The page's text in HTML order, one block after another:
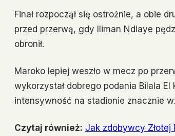
Finał rozpoczął się ostrożnie, a obie
przed przerwą, gdy Iliman Ndiaye
obronił.
Maroko lepiej weszło w mecz po
wykorzystał dobrego podania Bilala El
intensywność na stadionie znacznie
Czytaj również: Jak zdobywcy Złotej